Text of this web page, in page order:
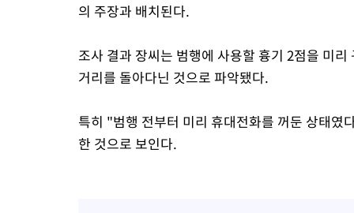
의 주장과 배치된다.
조사 결과 장씨는 범행에 사용할 흉기 2점을 미
거리를 돌아다닌 것으로 파악됐다.
특히 "범행 전부터 미리 휴대전화를 꺼둔 상태였
한 것으로 보인다.